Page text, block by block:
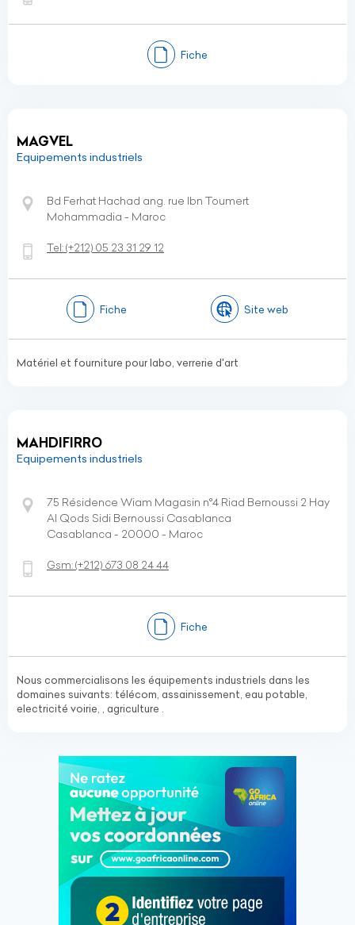
Fiche
MAGVEL
Equipements industriels
Bd Ferhat Hachad ang. rue Ibn Toumert
Mohammadia - Maroc
Tel:(+212) 05 23 31 29 12
Fiche Site web
Matériel et fourniture pour labo, verrerie d'art
MAHDIFIRRO
Equipements industriels
75 Résidence Wiam Magasin n°4 Riad Bernoussi 2 Hay
Al Qods Sidi Bernoussi Casablanca
Casablanca - 20000 - Maroc
Gsm:(+212) 673 08 24 44
Fiche
Nous commercialisons les équipements industriels dans les
domaines suivants: télécom, assainissement, eau potable,
electricité voirie, , agriculture .